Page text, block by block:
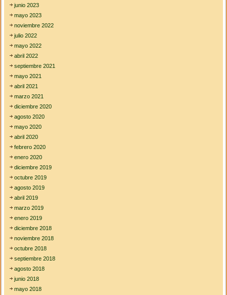
l
junio 2023
mayo 2023
noviembre 2022
julio 2022
mayo 2022
abril 2022
septiembre 2021
mayo 2021
abril 2021
marzo 2021
diciembre 2020
agosto 2020
mayo 2020
abril 2020
febrero 2020
enero 2020
diciembre 2019
octubre 2019
agosto 2019
abril 2019
marzo 2019
enero 2019
diciembre 2018
noviembre 2018
octubre 2018
septiembre 2018
agosto 2018
junio 2018
mayo 2018